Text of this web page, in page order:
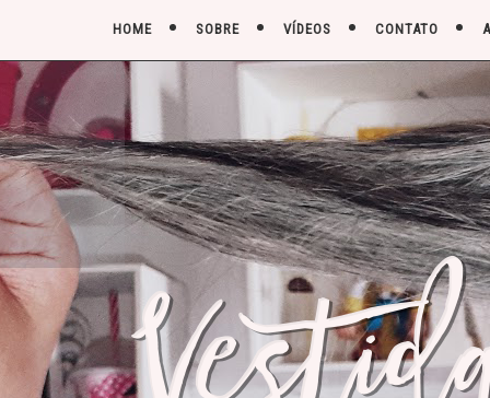
HOME SOBRE VÍDEOS CONTATO